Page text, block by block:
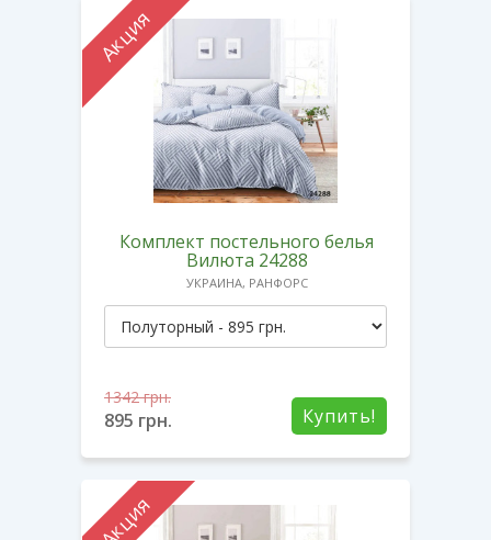
Акция
Комплект постельного белья
Вилюта 24288
УКРАИНА, РАНФОРС
Купить!
1342грн.
895 грн.
Акция